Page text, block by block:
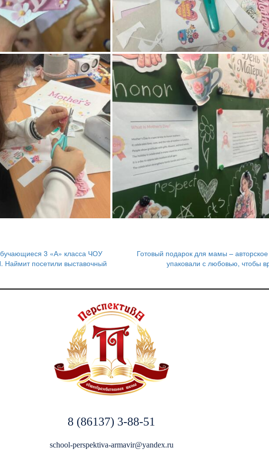
3 «А» класса ЧОУ
посетили выставочный
Готовый подарок для мамы –
упаковали с любовью, чтобы
8 (86137) 3-88-51
school-perspektiva-armavir@yandex.ru